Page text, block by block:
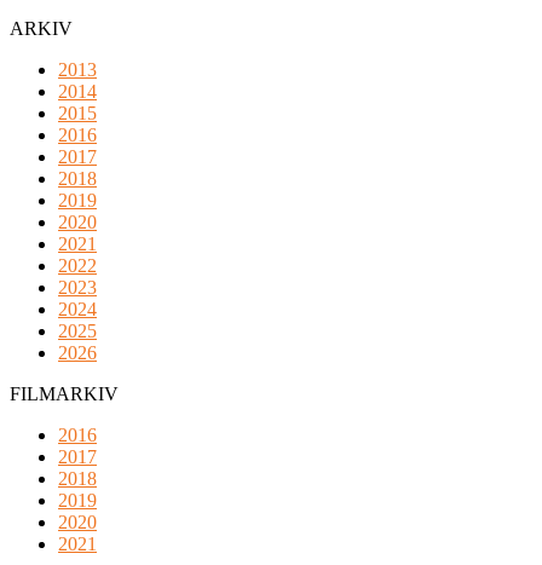
ARKIV
2013
2014
2015
2016
2017
2018
2019
2020
2021
2022
2023
2024
2025
2026
FILMARKIV
2016
2017
2018
2019
2020
2021